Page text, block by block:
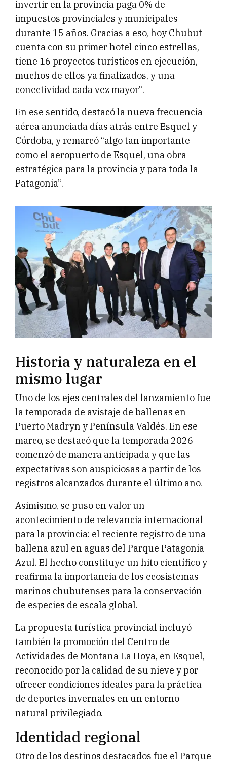
invertir en la provincia paga 0% de
impuestos provinciales y municipales
durante 15 años. Gracias a eso, hoy Chubut
cuenta con su primer hotel cinco estrellas,
tiene 16 proyectos turísticos en ejecución,
muchos de ellos ya finalizados, y una
conectividad cada vez mayor”.
En ese sentido, destacó la nueva frecuencia
aérea anunciada días atrás entre Esquel y
Córdoba, y remarcó “algo tan importante
como el aeropuerto de Esquel, una obra
estratégica para la provincia y para toda la
Patagonia”.
Historia y naturaleza en el
mismo lugar
Uno de los ejes centrales del lanzamiento fue
la temporada de avistaje de ballenas en
Puerto Madryn y Península Valdés. En ese
marco, se destacó que la temporada 2026
comenzó de manera anticipada y que las
expectativas son auspiciosas a partir de los
registros alcanzados durante el último año.
Asimismo, se puso en valor un
acontecimiento de relevancia internacional
para la provincia: el reciente registro de una
ballena azul en aguas del Parque Patagonia
Azul. El hecho constituye un hito científico y
reafirma la importancia de los ecosistemas
marinos chubutenses para la conservación
de especies de escala global.
La propuesta turística provincial incluyó
también la promoción del Centro de
Actividades de Montaña La Hoya, en Esquel,
reconocido por la calidad de su nieve y por
ofrecer condiciones ideales para la práctica
de deportes invernales en un entorno
natural privilegiado.
Identidad regional
Otro de los destinos destacados fue el Parque